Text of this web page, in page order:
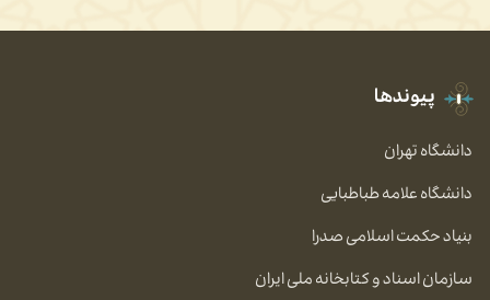
پیوندها
دانشگاه تهران
دانشگاه علامه طباطبایی
بنیاد حکمت اسلامی صدرا
سازمان اسناد و کتابخانه ملی ایران